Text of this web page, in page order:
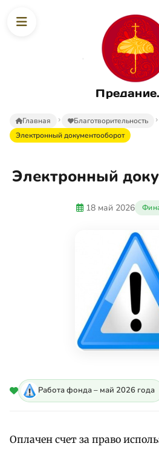
Главная Благотворительность
Электронный документооборот
Электронный
18 май 2026
Работа фонда – май 2026 года
Оплачен счет за право